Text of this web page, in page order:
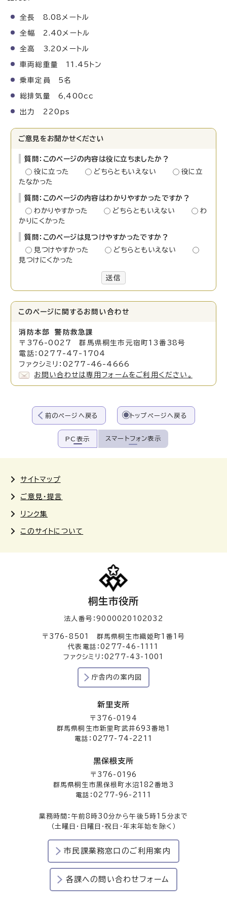
全長 8.08メートル
全幅 2.40メートル
全高 3.20メートル
車両総重量 11.45トン
乗車定員 5名
総排気量 6,400cc
出力 220ps
ご意見をお聞かせください
質問：このページの内容は役に立ちましたか？
役に立った
どちらともいえない
役に立
たなかった
質問：このページの内容はわかりやすかったですか？
わかりやすかった
どちらともいえない
わ
かりにくかった
質問：このページは見つけやすかったですか？
見つけやすかった
どちらともいえない
見つけにくかった
送信
このページに関する お問い合わせ
消防本部 警防救急課
〒376-0027 群馬県桐生市元宿町13番38号
電話：0277-47-1704
ファクシミリ：0277-46-4666
お問い合わせは専用フォームをご利用ください。
前のページへ戻る トップページへ戻る
PC表示 スマートフォン表示
サイトマップ
ご意見・提言
リンク集
このサイトについて
桐生市役所
法人番号：9000020102032
〒376-8501 群馬県桐生市織姫町1番1号
代表電話：0277-46-1111
ファクシミリ：0277-43-1001
庁舎内の案内図
新里支所
〒376-0194
群馬県桐生市新里町武井693番地1
電話：0277-74-2211
黒保根支所
〒376-0196
群馬県桐生市黒保根町水沼182番地3
電話：0277-96-2111
業務時間：午前8時30分から午後5時15分まで
（土曜日・日曜日・祝日・年末年始を除く）
市民課業務窓口のご利用案内
各課への問い合わせフォーム